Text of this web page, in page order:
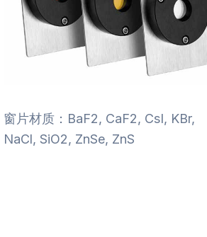
窗片材质：BaF2, CaF2, CsI, KBr,
NaCl, SiO2, ZnSe, ZnS